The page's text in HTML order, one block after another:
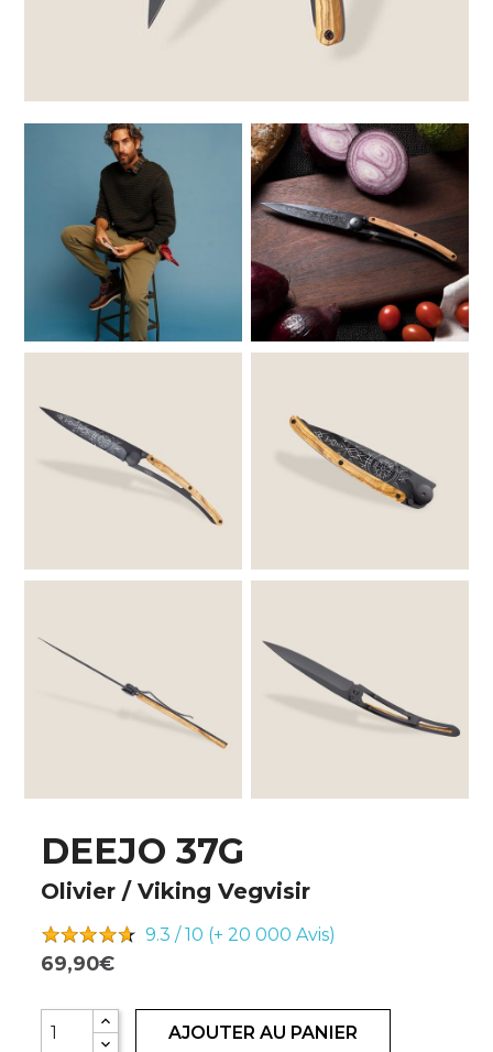
DEEJO 37G
Olivier / Viking Vegvisir
9.3 / 10 (+ 20 000 Avis)
69,90€
AJOUTER AU PANIER